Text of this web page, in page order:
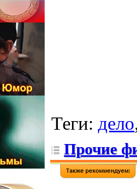
Теги: дело
Прочие